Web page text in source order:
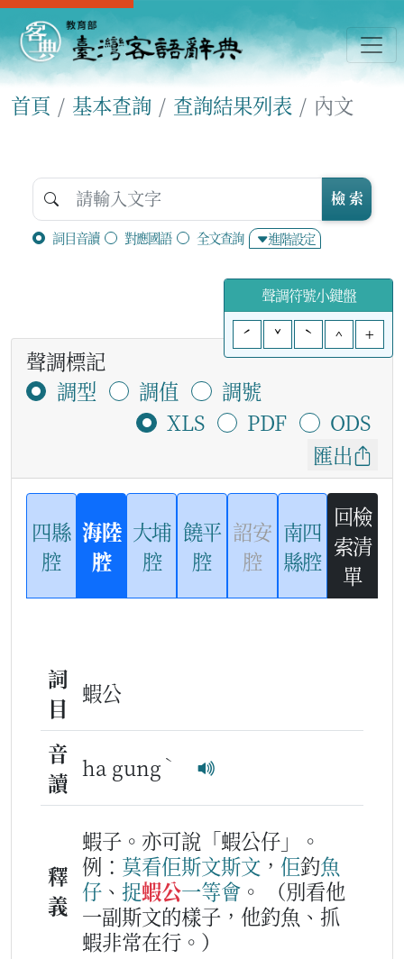
首頁 基本查詢 查詢結果列表 內文
詞目音讀 對應國語 全文查詢 進階設定
檢 索
聲調符號小鍵盤
ˊ
ˇ ˋ ^ +
聲調標記
調型
調值
調號
XLS
PDF
ODS
匯出
四縣
腔
海陸
腔
大埔
腔
饒平
腔
詔安
腔
南四
縣腔
回檢
索清
單
詞
目
蝦公
音
讀
ha gung ˋ
釋
義
蝦子。亦可說「蝦公仔」。
例： 莫看佢斯文斯文 ， 佢釣魚
仔 、 捉蝦公一等會 。
（別看他
一副斯文的樣子，他釣魚、抓
蝦非常在行。）